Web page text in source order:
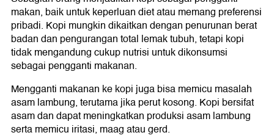
makan, baik untuk keperluan diet atau memang preferensi
pribadi. Kopi mungkin dikaitkan dengan penurunan berat
badan dan pengurangan total lemak tubuh, tetapi kopi
tidak mengandung cukup nutrisi untuk dikonsumsi
sebagai pengganti makanan.
Mengganti makanan ke kopi juga bisa memicu masalah
asam lambung, terutama jika perut kosong. Kopi bersifat
asam dan dapat meningkatkan produksi asam lambung
serta memicu iritasi, maag atau gerd.